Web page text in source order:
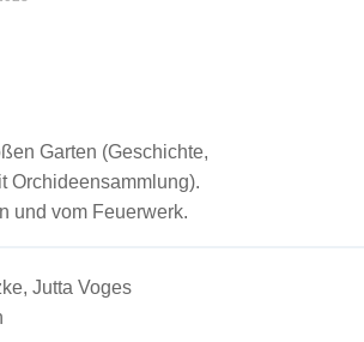
Garten (Geschichte,
Orchideensammlung).
und vom Feuerwerk.
Jutta Voges